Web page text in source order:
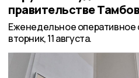
правительстве
Еженедельное оперативное
вторник, 11 августа.